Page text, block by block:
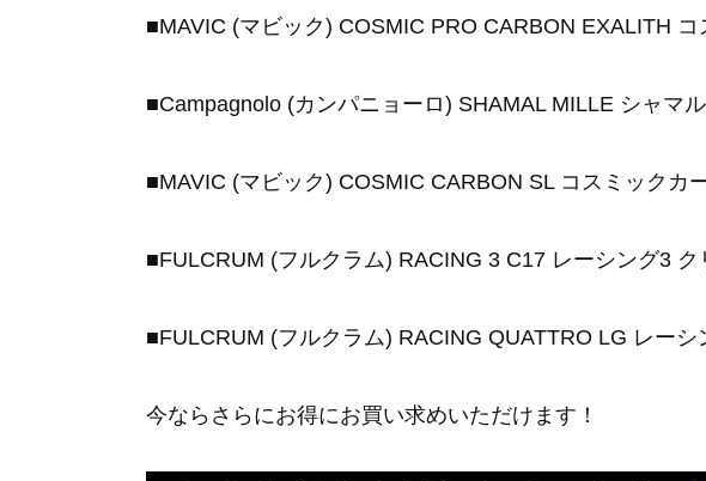
■MAVIC (マビック) COSMIC PRO CARBON EXALITH
■Campagnolo (カンパニョーロ) SHAMAL MILLE シャマ
■MAVIC (マビック) COSMIC CARBON SL コスミックカ
■FULCRUM (フルクラム) RACING 3 C17 レーシング3
■FULCRUM (フルクラム) RACING QUATTRO LG レー
今ならさらにお得にお買い求めいただけます！